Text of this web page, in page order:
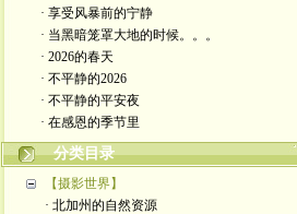
· 享受风暴前的宁静
· 当黑暗笼罩大地的时候。。。
· 2026的春天
· 不平静的2026
· 不平静的平安夜
· 在感恩的季节里
分类目录
【摄影世界】
· 北加州的自然资源